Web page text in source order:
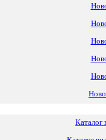
Каталог